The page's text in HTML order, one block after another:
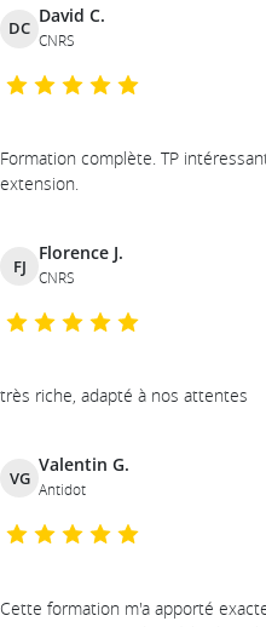
DC
David C.
CNRS
Formation complète. TP
extension.
FJ
Florence J.
CNRS
très riche, adapté à nos attentes
VG
Valentin G.
Antidot
Cette formation m'a apporté